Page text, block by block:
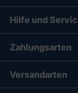
Hilfe und
Zahlungsarten
Versandarten